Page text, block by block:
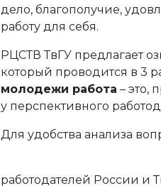
дело, благополучие,
работу для себя.
РЦСТВ ТвГУ предлагает
который проводится в 3
молодежи работа – это,
у перспективного
Для удобства анализа
работодателей России и